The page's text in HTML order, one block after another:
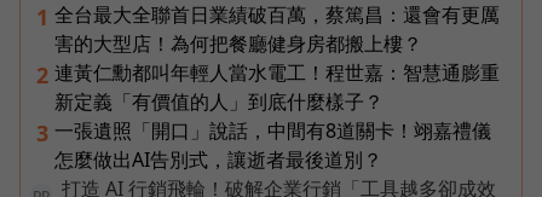
1 全台最大全聯首日業績破百萬，蔡篤昌：還會有更厲
害的大型店！為何把餐廳健身房都搬上樓？
2 連黃仁勳都叫年輕人當水電工！程世嘉：智慧通膨重
新定義「有價值的人」到底什麼樣子？
3 一張遺照「開口」說話，中間有8道關卡！翊嘉禮儀
怎麼做出AI告別式，讓逝者最後道別？
打造 AI 行銷飛輪！破解企業行銷「工具越多卻成效